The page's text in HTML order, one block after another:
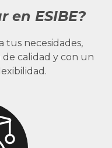
en ESIBE?
tus necesidades,
calidad y con un